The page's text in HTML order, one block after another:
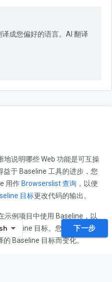
成您偏好的语言。AI 翻译
地说明哪些 Web 功能是可互操
于 Baseline 工具的进步，您
用作 Browserslist 查询 ，以便
目标更改代码的输出。
示例项目中使用 Baseline，以
Baseline 目标。您还将观察到
Baseline 目标而变化。
下一步